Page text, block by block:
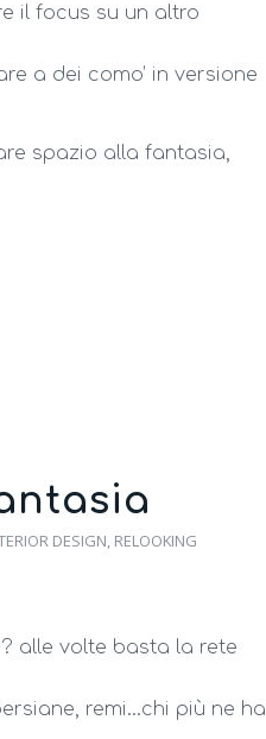
il focus su un altro
a dei como’ in versione
spazio alla fantasia,
DESIGN, RELOOKING
alle volte basta la rete
remi…chi più ne ha